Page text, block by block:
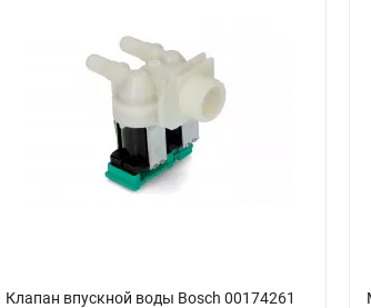
Клапан впускной воды Bosch 00174261